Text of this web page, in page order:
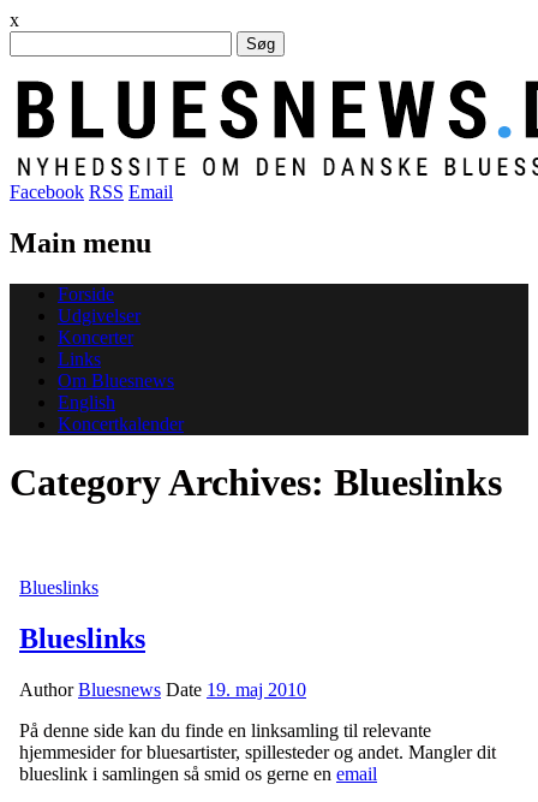
x
efter:
Facebook RSS Email
Main menu
Skip
content
Forside
Udgivelser
Koncerter
Links
Om Bluesnews
English
Koncertkalender
Category Archives: Blueslinks
Blueslinks
Blueslinks
AuthorBluesnews Date 19. maj 2010
På denne side kan du finde en linksamling til relevante
hjemmesider for bluesartister, spillesteder og andet. Mangler dit
blueslink i samlingen så smid os gerne en email